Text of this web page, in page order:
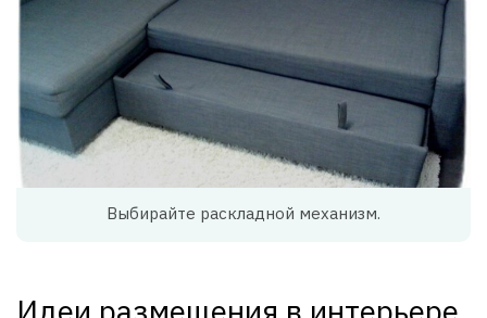
Выбирайте раскладной механизм.